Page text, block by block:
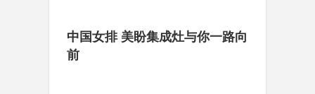
中国女排 美盼集成灶与你一路向
前